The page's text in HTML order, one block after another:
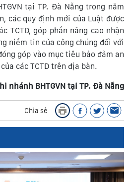
tại TP. Đà Nẵng trong năm
các quy định mới của Luật được
TCTD, góp phần nâng cao nhận
niềm tin của công chúng đối với
góp vào mục tiêu bảo đảm an
các TCTD trên địa bàn.
nhánh BHTGVN tại TP. Đà Nẵng
Chia sẻ